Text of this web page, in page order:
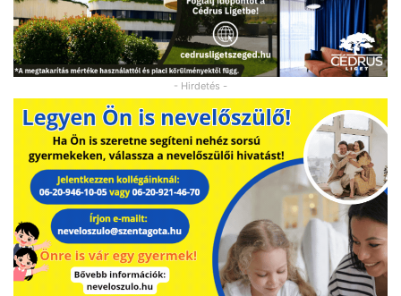
- Hirdetés -